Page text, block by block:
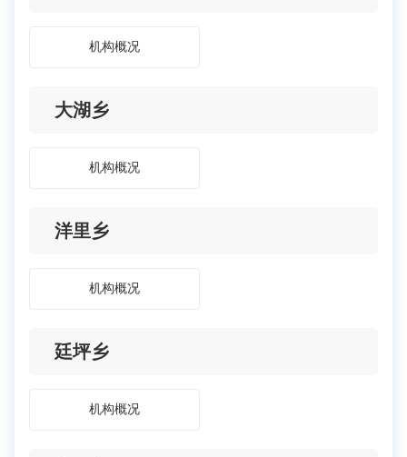
机构概况
大湖乡
机构概况
洋里乡
机构概况
廷坪乡
机构概况